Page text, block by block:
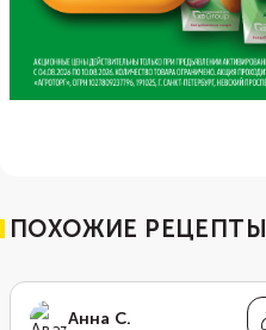
ПОХОЖИЕ РЕЦЕПТЫ
Анна С.